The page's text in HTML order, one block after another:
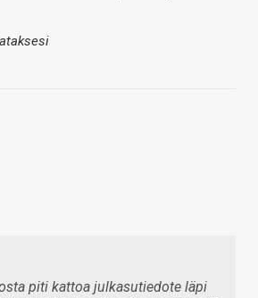
piti kattoa julkasutiedote läpi